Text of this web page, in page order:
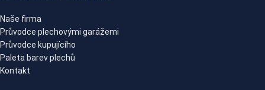
Naše firma
Průvodce plechovými garážemi
Průvodce kupujícího
Paleta barev plechů
Kontakt